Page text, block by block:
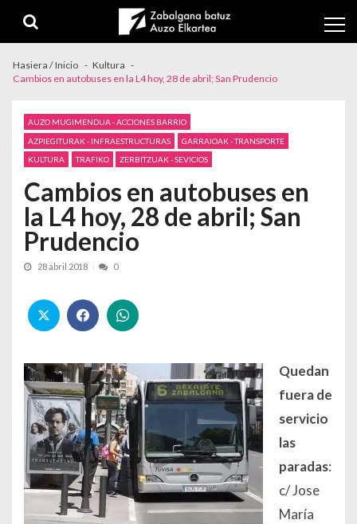
Hasiera / Inicio
Kultura
Cambios en autobuses en la L4 hoy, 28 de abril; San Prudencio
AUZO MUGIMENDUA - ACCIONES BARRIO
AZPIEGITURAK - INFRAESTRUCTURAS
GARRAIOAK - TRANSPORTE
KULTURA
TRAFIKO ZERBITZUAK - SEVICIOS
Cambios en autobuses en
la L4 hoy, 28 de abril; San
Prudencio
28 abril 2018 0
Quedan
fuera de
servicio
las
paradas:
c/ Jose
María